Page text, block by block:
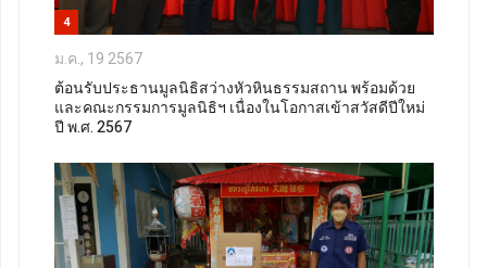
4
ม.ค., 19 2567
ต้อนรับประธานมูลนิธิสว่างหัวหินธรรมสถาน พร้อมด้วย
และคณะกรรมการมูลนิธิฯ เนื่องในโอกาสเข้าสวัสดีปีใหม่
ปี พ.ศ. 2567